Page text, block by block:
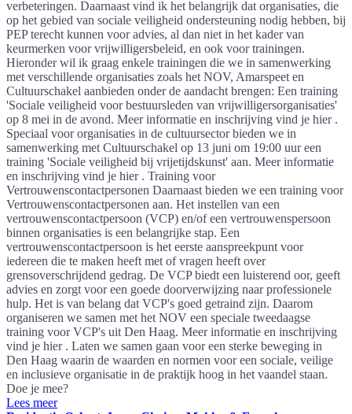
verbeteringen. Daarnaast vind ik het belangrijk dat organisaties, die
op het gebied van sociale veiligheid ondersteuning nodig hebben, bij
PEP terecht kunnen voor advies, al dan niet in het kader van
keurmerken voor vrijwilligersbeleid, en ook voor trainingen.
Hieronder wil ik graag enkele trainingen die we in samenwerking
met verschillende organisaties zoals het NOV, Amarspeet en
Cultuurschakel aanbieden onder de aandacht brengen: Een training
'Sociale veiligheid voor bestuursleden van vrijwilligersorganisaties'
op 8 mei in de avond. Meer informatie en inschrijving vind je hier .
Speciaal voor organisaties in de cultuursector bieden we in
samenwerking met Cultuurschakel op 13 juni om 19:00 uur een
training 'Sociale veiligheid bij vrijetijdskunst' aan. Meer informatie
en inschrijving vind je hier . Training voor
Vertrouwenscontactpersonen Daarnaast bieden we een training voor
Vertrouwenscontactpersonen aan. Het instellen van een
vertrouwenscontactpersoon (VCP) en/of een vertrouwenspersoon
binnen organisaties is een belangrijke stap. Een
vertrouwenscontactpersoon is het eerste aanspreekpunt voor
iedereen die te maken heeft met of vragen heeft over
grensoverschrijdend gedrag. De VCP biedt een luisterend oor, geeft
advies en zorgt voor een goede doorverwijzing naar professionele
hulp. Het is van belang dat VCP's goed getraind zijn. Daarom
organiseren we samen met het NOV een speciale tweedaagse
training voor VCP's uit Den Haag. Meer informatie en inschrijving
vind je hier . Laten we samen gaan voor een sterke beweging in
Den Haag waarin de waarden en normen voor een sociale, veilige
en inclusieve organisatie in de praktijk hoog in het vaandel staan.
Doe je mee?
Lees meer